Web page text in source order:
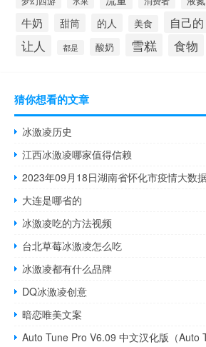
牛奶 甜筒 的人 美食 自己的
让人 都是 酸奶 雪糕 食物
猜你想看的文章
冰激凌历史
江西冰激凌哪家值得信赖
大连是哪省的
冰激凌吃的方法视频
台北草莓冰激凌怎么吃
冰激凌都有什么品牌
DQ冰激凌创意
暗恋唯美文案